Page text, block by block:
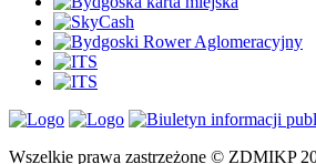
Wszelkie prawa zastrzeżone © ZDMIKP